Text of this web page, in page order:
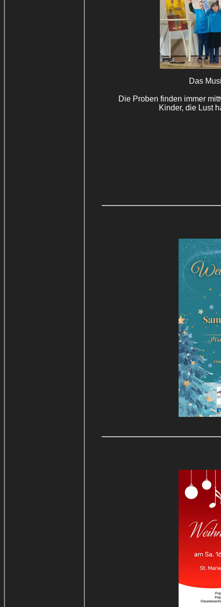
Das
Die Proben finden immer
Kinder, die Lust